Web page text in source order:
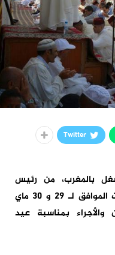
Twitter
بالمغرب، من رئيس
الحكومة منح يومي الجمعة والسبت الموافق لـ 29 و 30 ماي
والأجراء بمناسبة عيد